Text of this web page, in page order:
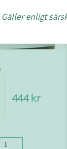
444 kr
Gäller enligt